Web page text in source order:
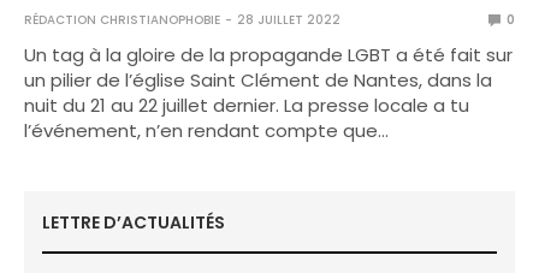
RÉDACTION CHRISTIANOPHOBIE 28 JUILLET 2022 0
Un tag à la gloire de la propagande LGBT a été fait sur
un pilier de l’église Saint Clément de Nantes, dans la
nuit du 21 au 22 juillet dernier. La presse locale a tu
l’événement, n’en rendant compte que…
LETTRE D’ACTUALITÉS